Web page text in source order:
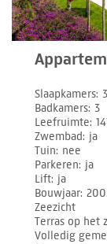
Slaapkamers 3
Badkamers 3
Leefruimte
Zwembad ja
Tuin nee
Parkeren ja
Lift ja
Bouwjaar
Zeezicht
Terras op het
Volledig